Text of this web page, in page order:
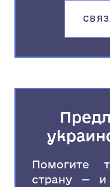
Помогите
страну — и